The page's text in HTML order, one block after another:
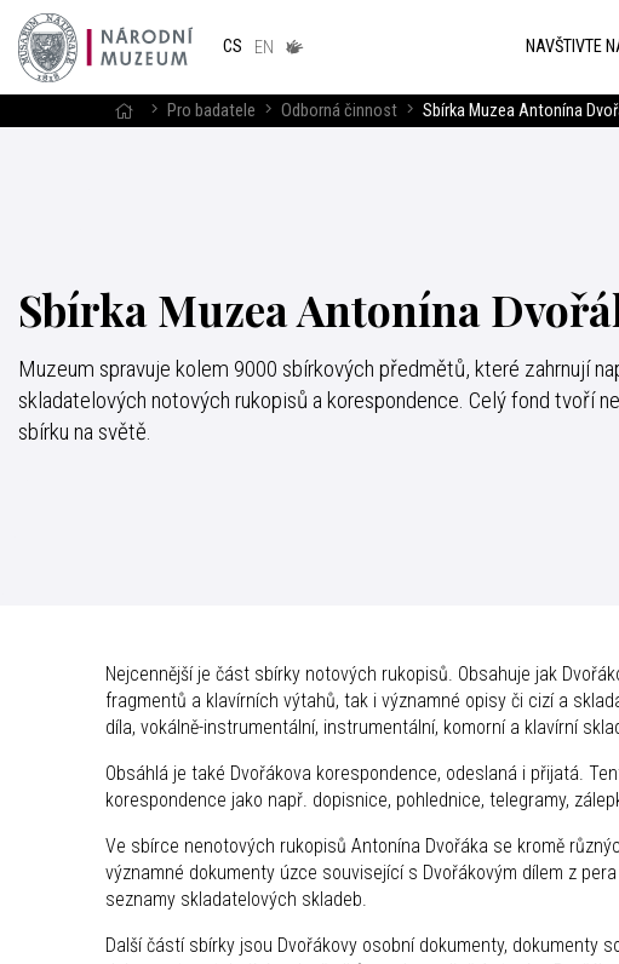
CS EN
v českém
NAVŠTIVTE
Pro badatele Odborná činnost Sbírka Muzea Antonína
Sbírka Muzea Antonína
Muzeum spravuje kolem 9000 sbírkových předmětů, které zahrnují
skladatelových notových rukopisů a korespondence. Celý fond tvoří
sbírku na světě.
Nejcennější je část sbírky notových rukopisů. Obsahuje jak
fragmentů a klavírních výtahů, tak i významné opisy či cizí a
díla, vokálně-instrumentální, instrumentální, komorní a klavírní
Obsáhlá je také Dvořákova korespondence, odeslaná i přijatá.
korespondence jako např. dopisnice, pohlednice, telegramy,
Ve sbírce nenotových rukopisů Antonína Dvořáka se kromě
významné dokumenty úzce související s Dvořákovým dílem z
seznamy skladatelových skladeb.
Další částí sbírky jsou Dvořákovy osobní dokumenty, dokumenty